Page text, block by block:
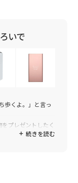
いで
歩くよ。」と言っ
プレゼントしたく
続きを読む